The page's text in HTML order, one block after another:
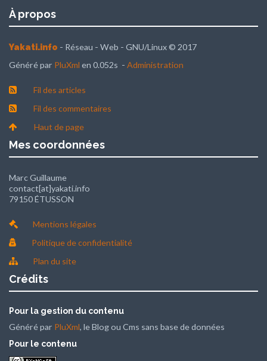
À propos
Yakati.info - Réseau - Web - GNU/Linux © 2017
Généré par PluXml en 0.052s - Administration
Fil des articles
Fil des commentaires
Haut de page
Mes coordonnées
Marc Guillaume
contact[at]yakati.info
79150 ÉTUSSON
Mentions légales
Politique de confidentialité
Plan du site
Crédits
Pour la gestion du contenu
Généré par PluXml, le Blog ou Cms sans base de données
Pour le contenu